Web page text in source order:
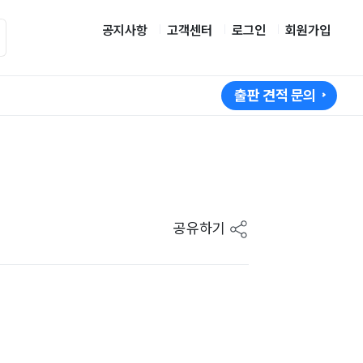
공지사항 고객센터 로그인 회원가입
출판 견적 문의
공유하기